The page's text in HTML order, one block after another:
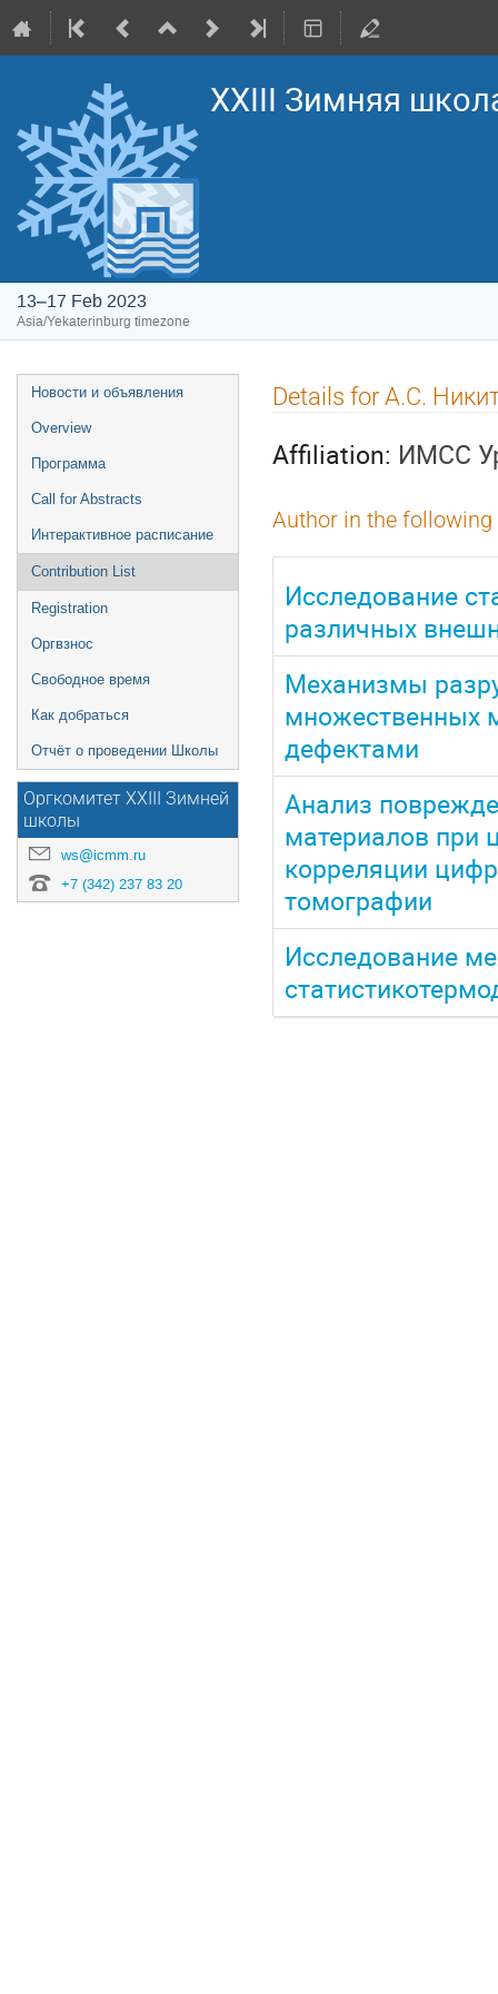
XXIII Зимняя
13–17 Feb 2023
Asia/Yekaterinburg timezone
Event
menu
Новости и объявления
Overview
Программа
Call for Abstracts
Интерактивное расписание
Contribution List
Registration
Оргвзнос
Свободное время
Как добраться
Отчёт о проведении Школы
Оргкомитет XXIII Зимней
школы
ws@icmm.ru
+7 (342) 237 83 20
Details for А.C.
Affiliation: ИМСС
Author in the
Исследование
различных
Механизмы
множественных
дефектами
Анализ
материалов при
корреляции
томографии
Исследование